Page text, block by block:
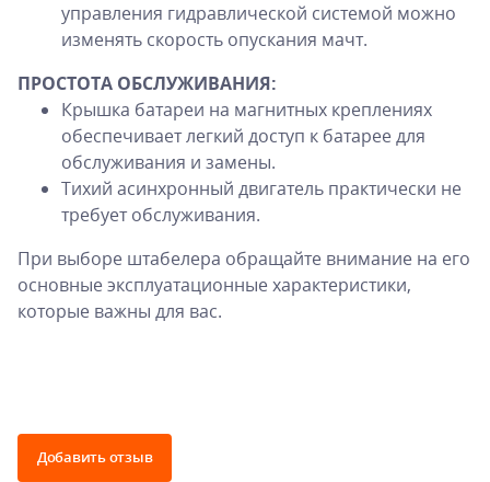
управления гидравлической системой можно
изменять скорость опускания мачт.
ПРОСТОТА ОБСЛУЖИВАНИЯ:
Крышка батареи на магнитных креплениях
обеспечивает легкий доступ к батарее для
обслуживания и замены.
Тихий асинхронный двигатель практически не
требует обслуживания.
При выборе штабелера обращайте внимание на его
основные эксплуатационные характеристики,
которые важны для вас.
Добавить отзыв